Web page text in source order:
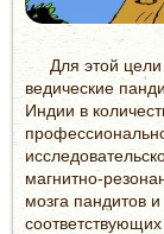
Для этой
ведические
Индии в
магнитно-
мозга пандитов